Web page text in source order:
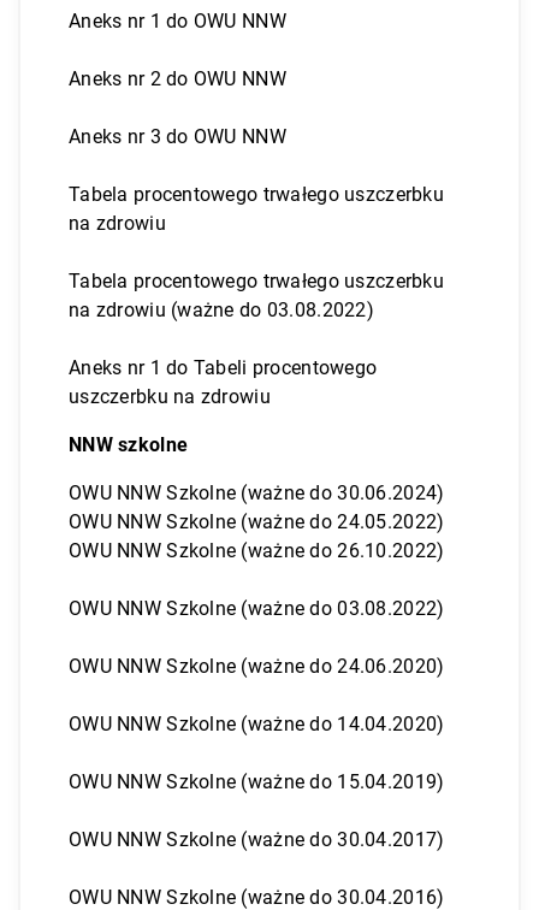
Aneks nr 1 do OWU NNW
Aneks nr 2 do OWU NNW
Aneks nr 3 do OWU NNW
Tabela procentowego trwałego uszczerbku
na zdrowiu
Tabela procentowego trwałego uszczerbku
na zdrowiu (ważne do 03.08.2022)
Aneks nr 1 do Tabeli procentowego
uszczerbku na zdrowiu
NNW szkolne
OWU NNW Szkolne (ważne do 30.06.2024)
OWU NNW Szkolne (ważne do 24.05.2022)
OWU NNW Szkolne (ważne do 26.10.2022)
OWU NNW Szkolne (ważne do 03.08.2022)
OWU NNW Szkolne (ważne do 24.06.2020)
OWU NNW Szkolne (ważne do 14.04.2020)
OWU NNW Szkolne (ważne do 15.04.2019)
OWU NNW Szkolne (ważne do 30.04.2017)
OWU NNW Szkolne (ważne do 30.04.2016)